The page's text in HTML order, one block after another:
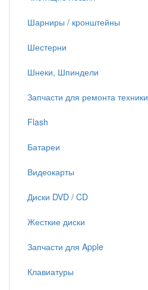
Шарниры / кронштейны
Шестерни
Шнеки, Шпиндели
Запчасти для ремонта техники
Flash
Батареи
Видеокарты
Диски DVD / CD
Жесткие диски
Запчасти для Apple
Клавиатуры